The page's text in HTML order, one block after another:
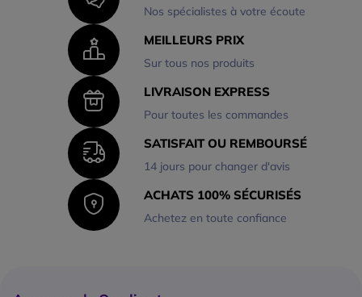
Nos spécialistes à votre écoute
MEILLEURS PRIX
Sur tous nos produits
LIVRAISON EXPRESS
Pour toutes les commandes
SATISFAIT OU REMBOURSÉ
14 jours pour changer d'avis
ACHATS 100% SÉCURISÉS
Achetez en toute confiance